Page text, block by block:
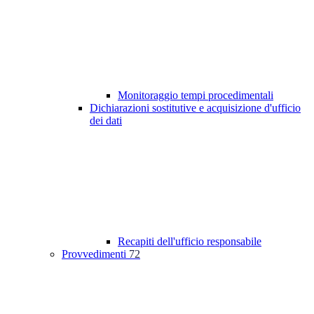
Monitoraggio tempi procedimentali
Dichiarazioni sostitutive e acquisizione d'ufficio
dei dati
Recapiti dell'ufficio responsabile
Provvedimenti 72